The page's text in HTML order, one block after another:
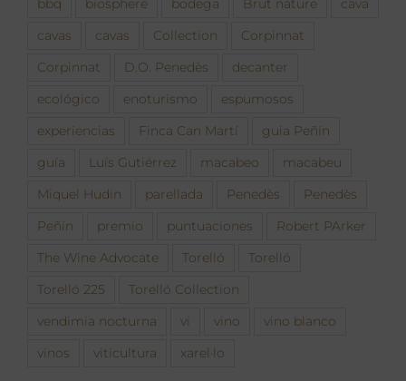
bbq biosphere bodega Brut nature cava
cavas cavas Collection Corpinnat
Corpinnat D.O. Penedès decanter
ecológico enoturismo espumosos
experiencias Finca Can Martí guia Peñín
guía Luís Gutiérrez macabeo macabeu
Miquel Hudin parellada Penedès Penedès
Peñín premio puntuaciones Robert PArker
The Wine Advocate Torelló Torelló
Torelló 225 Torelló Collection
vendimia nocturna vi vino vino blanco
vinos viticultura xarel·lo